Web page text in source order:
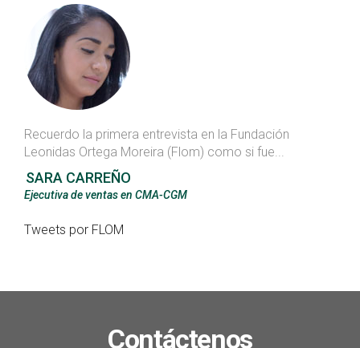
Recuerdo la primera entrevista en la Fundación
Leonidas Ortega Moreira (Flom) como si fue...
SARA CARREÑO
Ejecutiva de ventas en CMA-CGM
Tweets por FLOM
Contáctenos